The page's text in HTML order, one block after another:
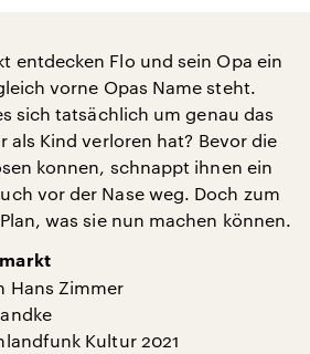
entdecken Flo und sein Opa ein
vorne Opas Name steht.
sich tatsächlich um genau das
als Kind verloren hat? Bevor die
konnen, schnappt ihnen ein
vor der Nase weg. Doch zum
was sie nun machen können.
Hans Zimmer
Kultur 2021